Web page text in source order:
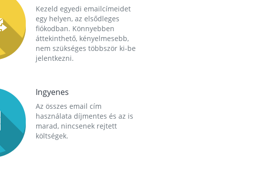
Kezeld egyedi emailcímeidet
egy helyen, az elsődleges
fiókodban. Könnyebben
áttekinthető, kényelmesebb,
nem szükséges többször ki-be
jelentkezni.
Ingyenes
Az összes email cím
használata díjmentes és az is
marad, nincsenek rejtett
költségek.